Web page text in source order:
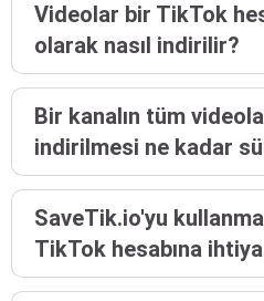
Videolar bir TikTok
olarak nasıl indirilir?
Bir kanalın tüm
indirilmesi ne kadar
SaveTik.io'yu
TikTok hesabına